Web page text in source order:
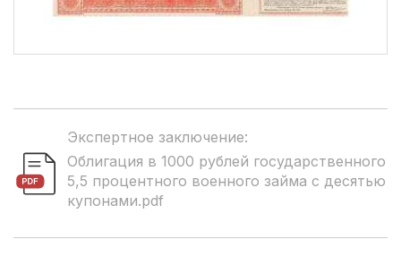
Экспертное заключение:
Облигация в 1000 рублей государственного
5,5 процентного военного займа с десятью
купонами.pdf